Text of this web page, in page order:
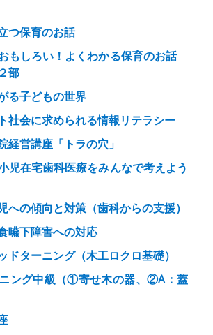
つ保育のお話
もしろい！よくわかる保育のお話
部
る子どもの世界
社会に求められる情報リテラシー
経営講座「トラの穴」
児在宅歯科医療をみんなで考えよう
への傾向と対策（歯科からの支援）
嚥下障害への対応
ドターニング（木工ロクロ基礎）
ング中級（①寄せ木の器、②A：蓋